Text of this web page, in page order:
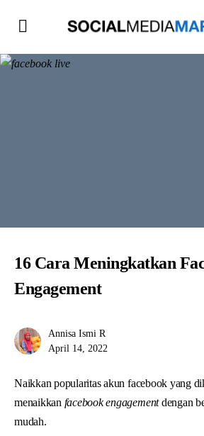
16 Cara Meningkatkan
Engagement
Annisa Ismi R
April 14, 2022
Naikkan popularitas akun facebook yang
menaikkan facebook engagementdengan
mudah.